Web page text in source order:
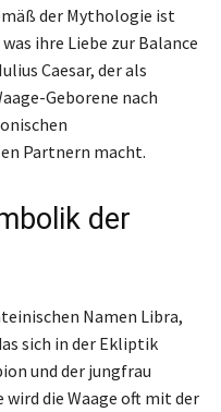
der Mythologie ist
ihre Liebe zur Balance
Caesar, der als
Geborene nach
Partnern macht.
der
Namen Libra,
sich in der Ekliptik
und der jungfrau
die Waage oft mit der